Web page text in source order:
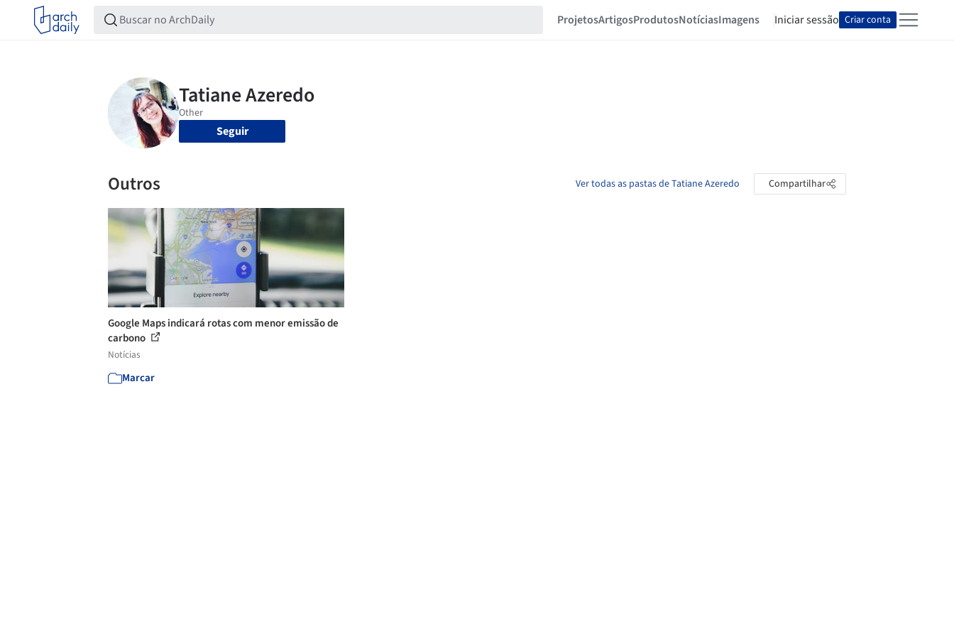
ProjetosArtigosProdutosNotíciasImagens Iniciar sessão Criar conta
Seguir
Outros Ver todas as pastas de Tatiane Azeredo Compartilhar
Google Maps indicará rotas com menor emissão de
carbono
Notícias
Marcar